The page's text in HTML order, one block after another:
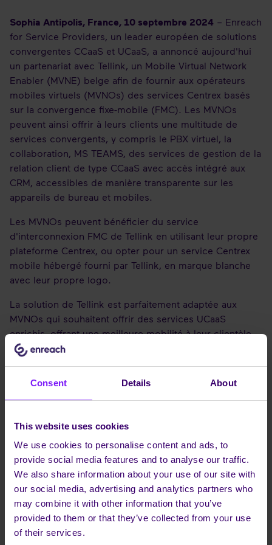
Consent Details About
This website uses cookies
We use cookies to personalise content and ads, to
provide social media features and to analyse our traffic.
We also share information about your use of our site with
our social media, advertising and analytics partners who
may combine it with other information that you’ve
provided to them or that they’ve collected from your use
of their services.
Sophia Antipolis, France, 10 septembre 2024 – Enreach
for Service Providers, un leader européen de solutions
convergentes CCaaS et UCaaS, a annoncé aujourd'hui
un partenariat avec Tellink, un Mobile Virtual Network
Enabler (MVNE) belge afin de fournir aux opérateurs
mobiles virtuels (MVNOs) des services Centrex basés
sur la convergence fixe-mobile (FMC). Les MVNOs
peuvent ainsi offrir à leurs clients une multitude de
services convergents, y compris le PBX virtuel, la
collaboration, MS TEAMS, des services de gestion de la
relation client de type CCaaS avec accès intégré aux
CRM, accessibles de manière transparente sur les
appareils de bureau et mobiles.
Les MVNOs peuvent bénéficier du service
d'interconnexion FMC de Tellink en utilisant leur propre
plateforme Centrex, ou opter pour un service Centrex
mobile hébergé fourni par Tellink, en marque blanche
avec leur propre logo.
La solution de Tellink est parfaitement adaptée aux
MVNOs qui souhaitent offrir des services UCaaS
enrichis, offrant une meilleure mobilité à leur clientèle.
Michael Leiner, PDG de Tellink
d'Enreach for Service Providers permettra à nos
partenaires d'offrir des services de convergence fixe-
PME, que nous savons tous être un segment de marché
énorme avec beaucoup de potentiel) et même
d’augmenter le revenu moyen par utilisateur (ARPU). En
retour, les clients bénéficieront d'une productivité
accrue, d'une expérience cliente enrichie et d'un
meilleur suivi de leur journée. Par exemple, ils pourront
rediriger les appels vers la messagerie vocale ou un
collègue lorsqu'ils sont occupés ou absents, ou encore